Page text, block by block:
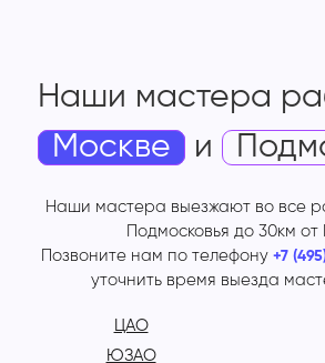
Наши мастера
Москве
и
Наши мастера выезжают во все
Подмосковья до 30км
Позвоните нам по телефону +7
уточнить время выезда
ЦАО
ЮЗАО